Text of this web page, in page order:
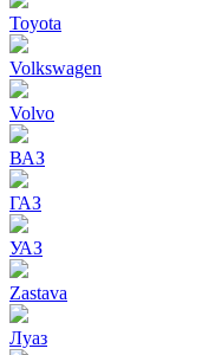
Toyota
Volkswagen
Volvo
ВАЗ
ГАЗ
УАЗ
Zastava
Луаз